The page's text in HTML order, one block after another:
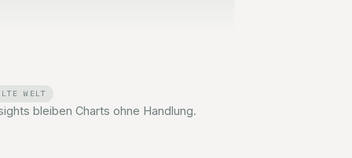
WELT
bleiben Charts ohne Handlung.